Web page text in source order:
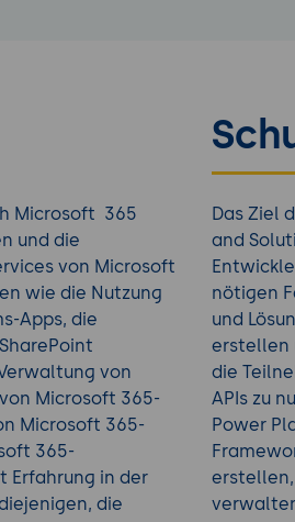
Microsoft 365
und die
von Microsoft
wie die Nutzung
Apps, die
von
Microsoft 365-
Microsoft 365-
365-
Erfahrung in der
die
Das Ziel
and
nötigen
und
erstellen
die
APIs zu
Power